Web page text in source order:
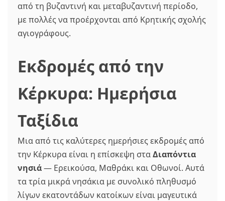
από τη βυζαντινή και μεταβυζαντινή περίοδο,
με πολλές να προέρχονται από Κρητικής σχολής
αγιογράφους.
Εκδρομές από την
Κέρκυρα: Ημερήσια
Ταξίδια
Μια από τις καλύτερες ημερήσιες εκδρομές από
την Κέρκυρα είναι η επίσκεψη σταΔιαπόντια
νησιά— Ερεικούσα, Μαθράκι και Οθωνοί. Αυτά
τα τρία μικρά νησάκια με συνολικό πληθυσμό
λίγων εκατοντάδων κατοίκων είναι μαγευτικά